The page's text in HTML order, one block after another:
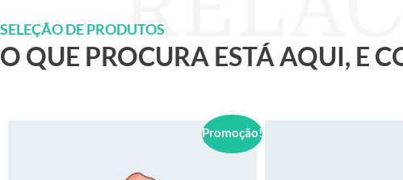
SELEÇÃO DE PRODUTOS
O QUE PROCURA ESTÁ AQUI, E
Promoção!